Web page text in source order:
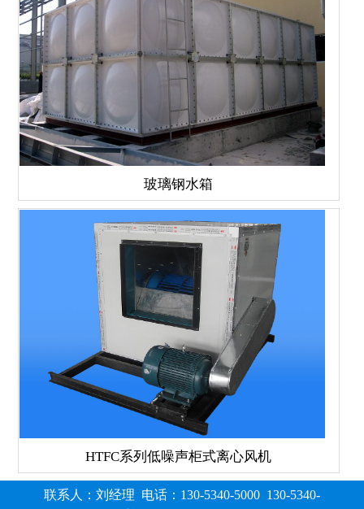
玻璃钢水箱
HTFC系列低噪声柜式离心风机
联系人：刘经理 电话：130-5340-5000 130-5340-